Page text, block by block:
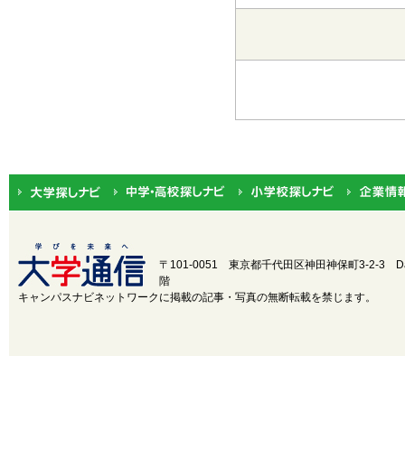
中国 鳥取
〒101-0051 東京都千代田区神田神保町3-2-3
階
キャンパスナビネットワークに掲載の記事・写真の無断転載を禁じます。